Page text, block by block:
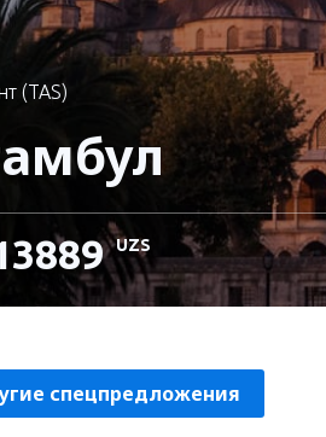
(TAS)
UZS
спецпредложения